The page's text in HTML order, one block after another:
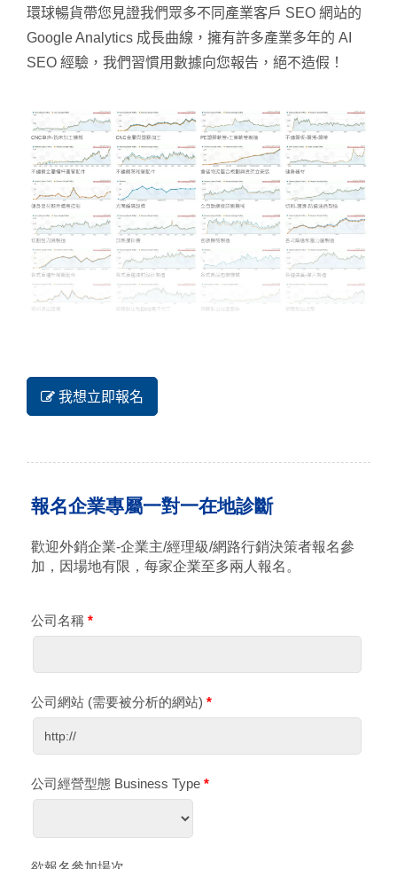
環球暢貨帶您見證我們眾多不同產業客戶 SEO 網站的
Google Analytics 成長曲線，擁有許多產業多年的 AI
SEO 經驗，我們習慣用數據向您報告，絕不造假！
我想立即報名